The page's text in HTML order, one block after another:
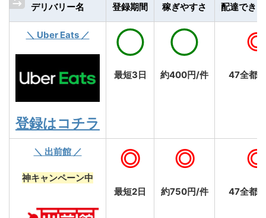
デリバリー名 登録期間 稼ぎやすさ 配達でき
＼ Uber Eats ／
登録はコチラ
◯
最短3日
◯
約400円/件
◎
47全都
＼ 出前館 ／
神キャンペーン中
◎
最短2日
◎
約750円/件
◎
47全都